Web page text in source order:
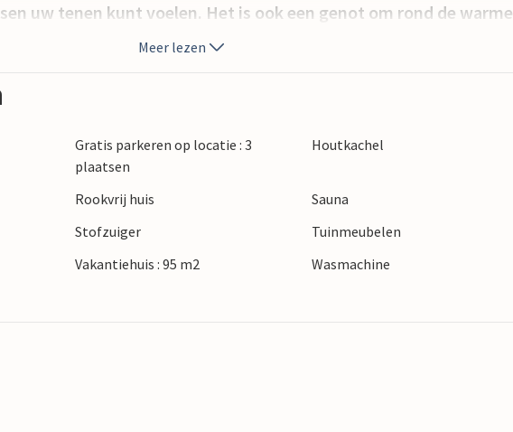
uw tenen kunt voelen. Het is ook een genot om rond de warme
woonkamer te zitten. U vindt veel verschillende activiteiten in de
ver naar het actieve vissersstadje Hvide Sande, waar niet alleen
Meer lezen
Gratis parkeren op locatie : 3
plaatsen
Houtkachel
Rookvrij huis
Sauna
Stofzuiger
Tuinmeubelen
Vakantiehuis : 95 m2
Wasmachine